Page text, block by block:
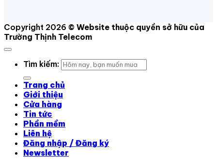
Copyright 2026 © Website thuộc quyền sở hữu của
Trường Thịnh Telecom
Tìm kiếm:
Trang chủ
Giới thiệu
Cửa hàng
Tin tức
Phần mềm
Liên hệ
Đăng nhập / Đăng ký
Newsletter